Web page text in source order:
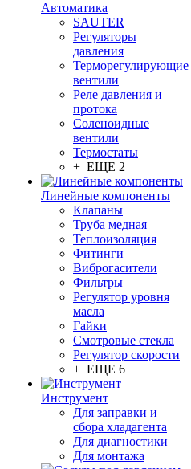
Автоматика
SAUTER
Регуляторы
давления
Терморегулирующие
вентили
Реле давления и
протока
Соленоидные
вентили
Термостаты
+ ЕЩЕ 2
Линейные компоненты
Клапаны
Труба медная
Теплоизоляция
Фитинги
Виброгасители
Фильтры
Регулятор уровня
масла
Гайки
Смотровые стекла
Регулятор скорости
+ ЕЩЕ 6
Инструмент
Для заправки и
сбора хладагента
Для диагностики
Для монтажа